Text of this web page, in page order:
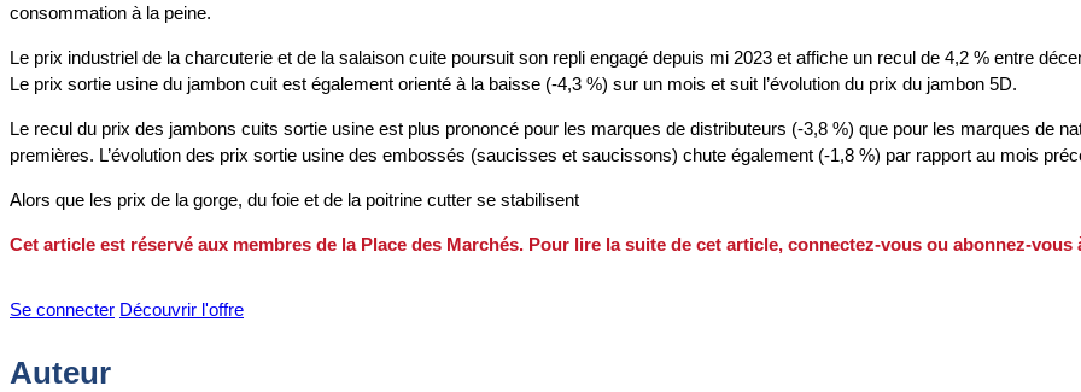
consommation à la peine.
Le prix industriel de la charcuterie et de la salaison cuite poursuit son repli engagé depuis mi 2023 et affiche un recul de 4,2 % entre
Le prix sortie usine du jambon cuit est également orienté à la baisse (-4,3 %) sur un mois et suit l’évolution du prix du jambon 5D.
Le recul du prix des jambons cuits sortie usine est plus prononcé pour les marques de distributeurs (-3,8 %) que pour les marques de
premières. L’évolution des prix sortie usine des embossés (saucisses et saucissons) chute également (‑1,8 %) par rapport au mois
Alors que les prix de la gorge, du foie et de la poitrine cutter se stabilisent
Cet article est réservé aux membres de la Place des Marchés. Pour lire la suite de cet article, connectez-vous ou abonnez-vous
Se connecter Découvrir l'offre
Auteur